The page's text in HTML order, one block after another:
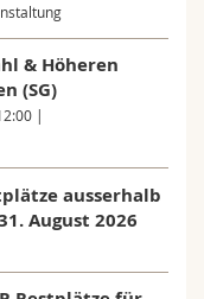
& Höheren
(SG)
|
ausserhalb
August 2026